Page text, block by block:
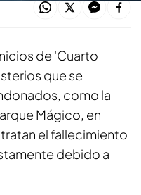
de 'Cuarto
que se
como la
Mágico, en
el fallecimiento
debido a